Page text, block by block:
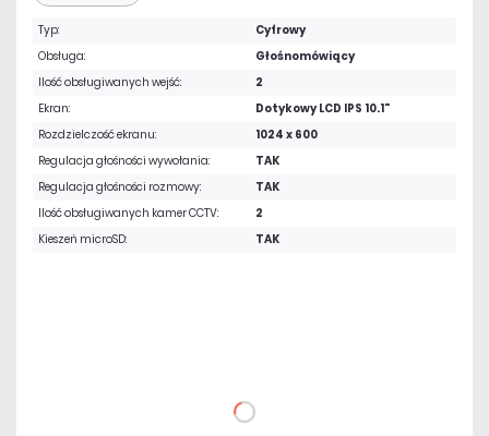
Typ:
Cyfrowy
Obsługa:
Głośnomówiący
Ilość obsługiwanych wejść:
2
Ekran:
Dotykowy LCD IPS 10.1"
Rozdzielczość ekranu:
1024 x 600
Regulacja głośności wywołania:
TAK
Regulacja głośności rozmowy:
TAK
Ilość obsługiwanych kamer CCTV:
2
Kieszeń microSD:
TAK
DO KOSZYKA